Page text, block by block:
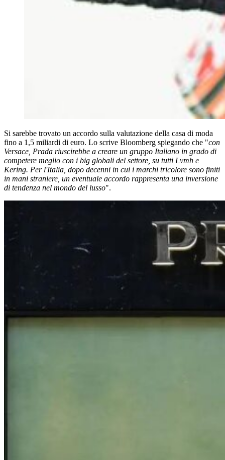
Si sarebbe trovato un accordo sulla valutazione della casa di moda
fino a 1,5 miliardi di euro. Lo scrive Bloomberg spiegando che "con
Versace, Prada riuscirebbe a creare un gruppo Italiano in grado di
competere meglio con i big globali del settore, su tutti Lvmh e
Kering. Per l'Italia, dopo decenni in cui i marchi tricolore sono finiti
in mani straniere, un eventuale accordo rappresenta una inversione
di tendenza nel mondo del lusso".